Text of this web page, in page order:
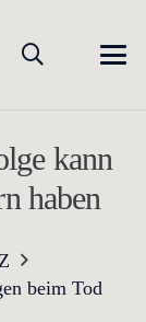
kann
haben
beim Tod